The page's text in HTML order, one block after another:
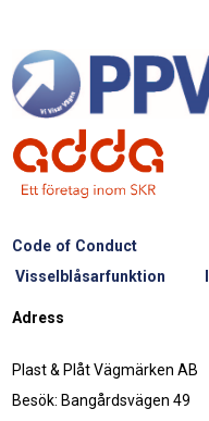
Code of Conduct
Visselblåsarfunktion
Adress
Plast & Plåt Vägmärken AB
Besök: Bangårdsvägen 49